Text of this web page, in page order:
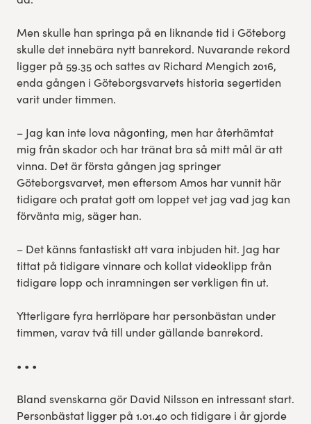
Men skulle han springa på en liknande tid i Göteborg
skulle det innebära nytt banrekord. Nuvarande rekord
ligger på 59.35 och sattes av Richard Mengich 2016,
enda gången i Göteborgsvarvets historia segertiden
varit under timmen.
– Jag kan inte lova någonting, men har återhämtat
mig från skador och har tränat bra så mitt mål är att
vinna. Det är första gången jag springer
Göteborgsvarvet, men eftersom Amos har vunnit här
tidigare och pratat gott om loppet vet jag vad jag kan
förvänta mig, säger han.
– Det känns fantastiskt att vara inbjuden hit. Jag har
tittat på tidigare vinnare och kollat videoklipp från
tidigare lopp och inramningen ser verkligen fin ut.
Ytterligare fyra herrlöpare har personbästan under
timmen, varav två till under gällande banrekord.
• • •
Bland svenskarna gör David Nilsson en intressant start.
Personbästat ligger på 1.01.40 och tidigare i år gjorde